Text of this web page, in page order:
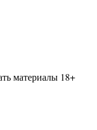
материалы 18+